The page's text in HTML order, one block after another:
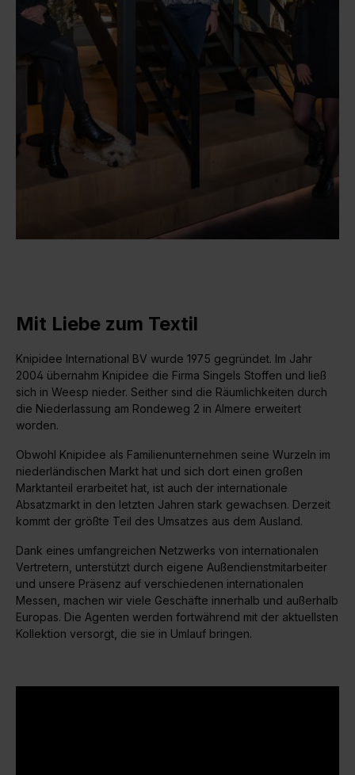
Mit Liebe zum Textil
Knipidee International BV wurde 1975 gegründet. Im Jahr
2004 übernahm Knipidee die Firma Singels Stoffen und ließ
sich in Weesp nieder. Seither sind die Räumlichkeiten durch
die Niederlassung am Rondeweg 2 in Almere erweitert
worden.
Obwohl Knipidee als Familienunternehmen seine Wurzeln im
niederländischen Markt hat und sich dort einen großen
Marktanteil erarbeitet hat, ist auch der internationale
Absatzmarkt in den letzten Jahren stark gewachsen. Derzeit
kommt der größte Teil des Umsatzes aus dem Ausland.
Dank eines umfangreichen Netzwerks von internationalen
Vertretern, unterstützt durch eigene Außendienstmitarbeiter
und unsere Präsenz auf verschiedenen internationalen
Messen, machen wir viele Geschäfte innerhalb und außerhalb
Europas. Die Agenten werden fortwährend mit der aktuellsten
Kollektion versorgt, die sie in Umlauf bringen.